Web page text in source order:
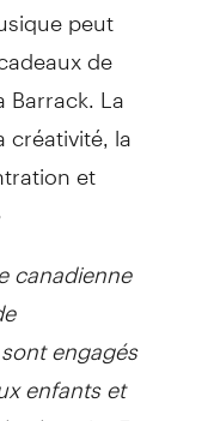
peut
de
La
créativité, la
et
canadienne
engagés
enfants et